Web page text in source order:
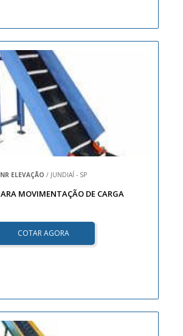
NR ELEVAÇÃO / JUNDIAÍ - SP
MOVIMENTAÇÃO DE CARGA
COTAR AGORA